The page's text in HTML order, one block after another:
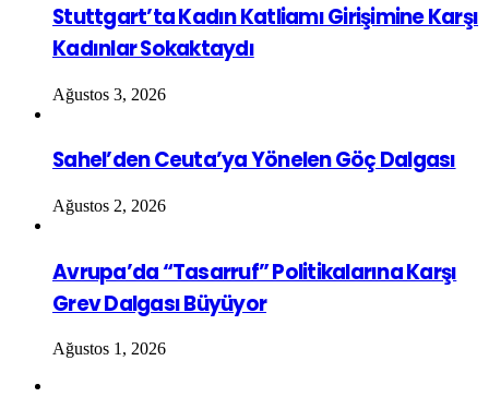
Stuttgart’ta Kadın Katliamı Girişimine Karşı
Kadınlar Sokaktaydı
Ağustos 3, 2026
Sahel’den Ceuta’ya Yönelen Göç Dalgası
Ağustos 2, 2026
Avrupa’da “Tasarruf” Politikalarına Karşı
Grev Dalgası Büyüyor
Ağustos 1, 2026